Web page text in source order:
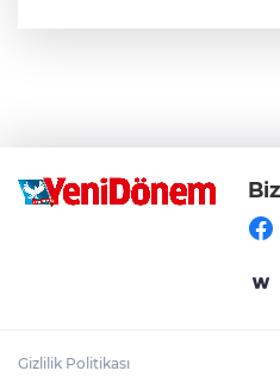
Gizlilik Politikası